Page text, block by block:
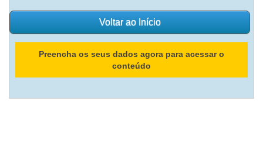
Voltar ao Início
Preencha os seus dados agora para acessar o
conteúdo